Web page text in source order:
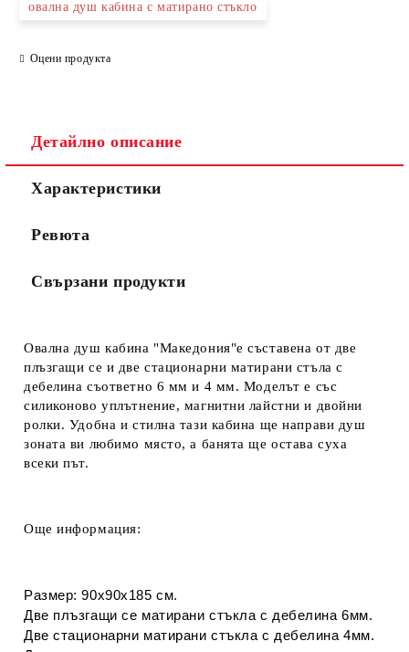
Ние ще се свържем с вас в рамките на работния ден.
овална душ кабина с матирано стъкло
Оцени продукта
Детайлно описание
Характеристики
Ревюта
Свързани продукти
Овална душ кабина "Македония"е съставена от две
плъзгащи се и две стационарни матирани стъла с
дебелина съответно 6 мм и 4 мм. Моделът е със
силиконово уплътнение, магнитни лайстни и двойни
ролки. Удобна и стилна тази кабина ще направи душ
зоната ви любимо място, а банята ще остава суха
всеки път.
Още информация:
Размер: 90х90х185 см.
Две плъзгащи се матирани стъкла с дебелина 6мм.
Две стационарни матирани стъкла с дебелина 4мм.